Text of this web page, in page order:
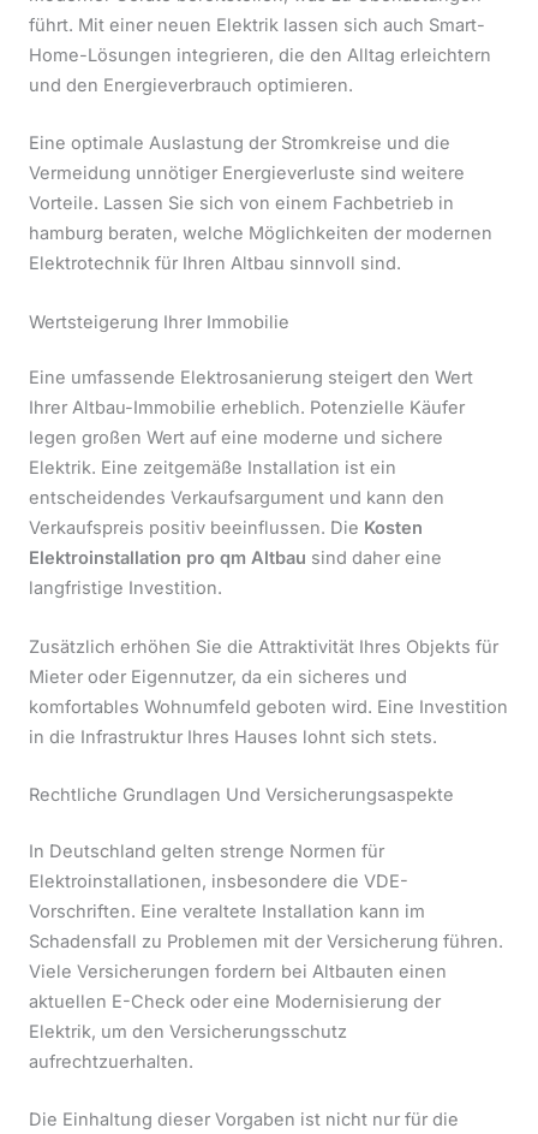
führt. Mit einer neuen Elektrik lassen sich auch Smart-
Home-Lösungen integrieren, die den Alltag erleichtern
und den Energieverbrauch optimieren.
Eine optimale Auslastung der Stromkreise und die
Vermeidung unnötiger Energieverluste sind weitere
Vorteile. Lassen Sie sich von einem Fachbetrieb in
hamburg beraten, welche Möglichkeiten der modernen
Elektrotechnik für Ihren Altbau sinnvoll sind.
Wertsteigerung Ihrer Immobilie
Eine umfassende Elektrosanierung steigert den Wert
Ihrer Altbau-Immobilie erheblich. Potenzielle Käufer
legen großen Wert auf eine moderne und sichere
Elektrik. Eine zeitgemäße Installation ist ein
entscheidendes Verkaufsargument und kann den
Verkaufspreis positiv beeinflussen. Die Kosten
Elektroinstallation pro qm Altbau sind daher eine
langfristige Investition.
Zusätzlich erhöhen Sie die Attraktivität Ihres Objekts für
Mieter oder Eigennutzer, da ein sicheres und
komfortables Wohnumfeld geboten wird. Eine Investition
in die Infrastruktur Ihres Hauses lohnt sich stets.
Rechtliche Grundlagen Und Versicherungsaspekte
In Deutschland gelten strenge Normen für
Elektroinstallationen, insbesondere die VDE-
Vorschriften. Eine veraltete Installation kann im
Schadensfall zu Problemen mit der Versicherung führen.
Viele Versicherungen fordern bei Altbauten einen
aktuellen E-Check oder eine Modernisierung der
Elektrik, um den Versicherungsschutz
aufrechtzuerhalten.
Die Einhaltung dieser Vorgaben ist nicht nur für die